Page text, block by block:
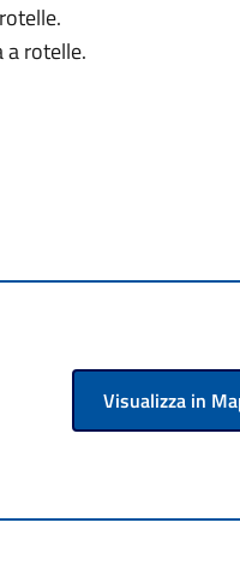
a rotelle.
Visualizza in